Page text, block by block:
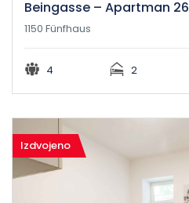
Beingasse – Apartman 26
1150 Fünfhaus
4 2
Izdvojeno